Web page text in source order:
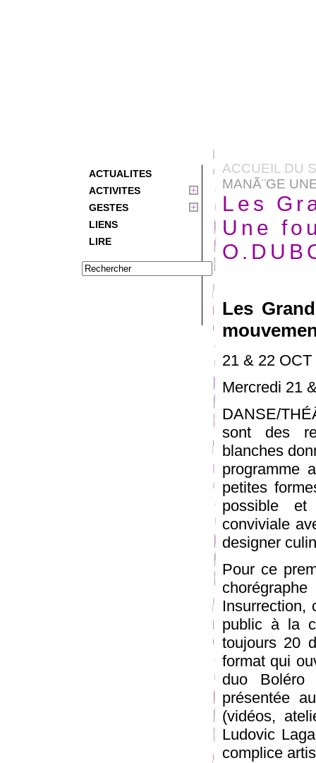
ACTUALITES
ACTIVITES
GESTES
LIENS
LIRE
ACCUEIL DU
MANÃ¨GE
Les
Une
Les
21 & 22 OCT
Mercredi 21
DANSE/
sont des
blanches
programme
petites
possible et
conviviale
designer
Pour ce
Insurrection,
public à la
toujours 20
format qui
duo Boléro
présentée
(vidéos,
Ludovic
complice